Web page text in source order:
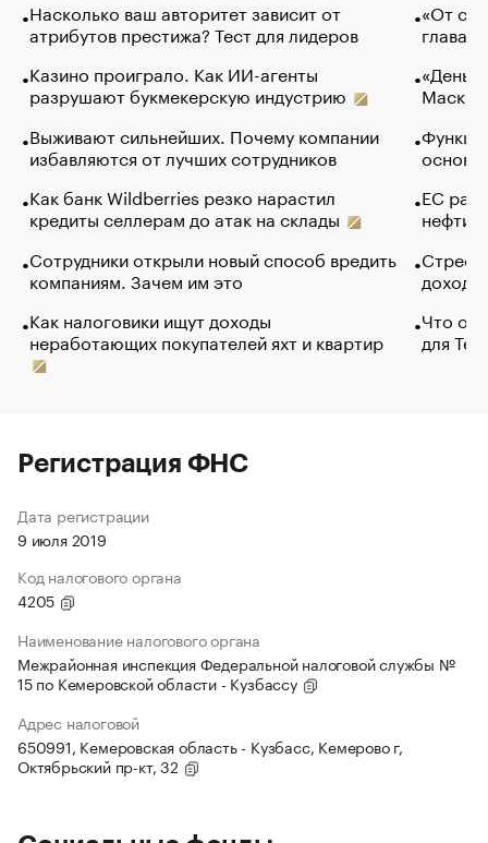
Насколько ваш авторитет зависит от
атрибутов престижа? Тест для лидеров
Казино проиграло. Как ИИ-агенты
разрушают букмекерскую индустрию
Выживают сильнейших. Почему компании
избавляются от лучших сотрудников
Как банк Wildberries резко нарастил
кредиты селлерам до атак на склады
Сотрудники открыли новый способ вредить
компаниям. Зачем им это
Как налоговики ищут доходы
неработающих покупателей яхт и квартир
«От
глава
Маск в
основ
ЕС
нефти
Что
для
Регистрация ФНС
Дата регистрации
9 июля 2019
Код налогового органа
4205
Наименование налогового органа
Межрайонная инспекция Федеральной налоговой службы №
15 по Кемеровской области - Кузбассу
Адрес налоговой
650991, Кемеровская область - Кузбасс, Кемерово г,
Октябрьский пр-кт, 32